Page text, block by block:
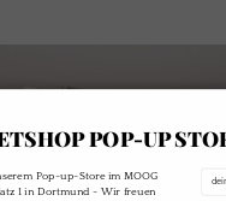
POP-UP
Pop-up-Store im MOOG
1 in Dortmund - Wir freuen